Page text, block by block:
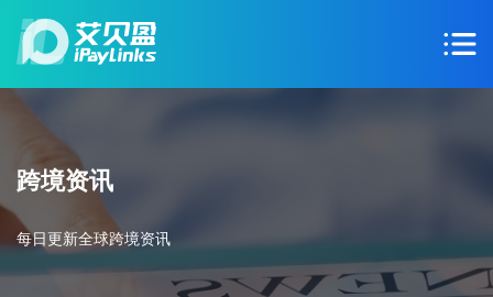
跨境资讯
每日更新全球跨境资讯